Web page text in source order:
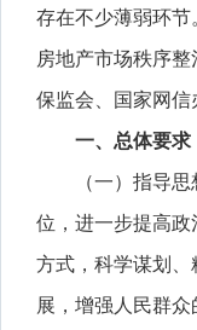
存在不少薄弱环
房地产市场秩序
保监会、国家网
一、总体要求
（一）指导
位，进一步提高政
方式，科学谋划
展，增强人民群众